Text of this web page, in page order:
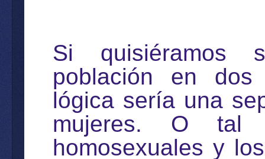
Si quisiéramos
población en dos
lógica sería una
mujeres. O tal
homosexuales y